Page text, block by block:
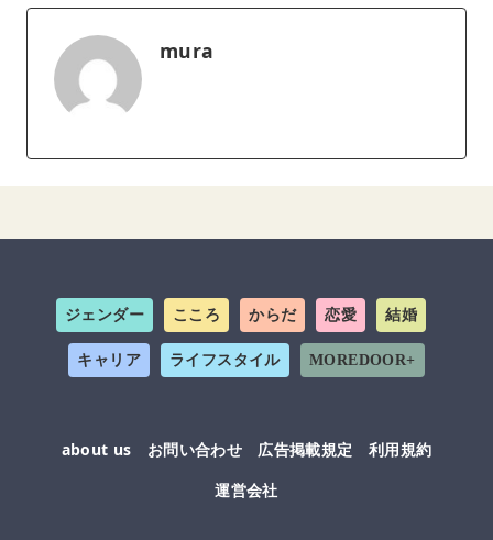
mura
ジェンダー こころ からだ 恋愛 結婚
キャリア ライフスタイル MOREDOOR+
about us お問い合わせ 広告掲載規定
利用規約
運営会社